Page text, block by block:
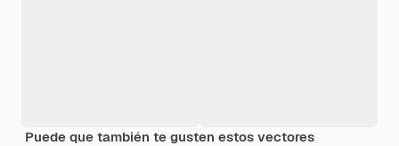
Puede que también te gusten estos vectores